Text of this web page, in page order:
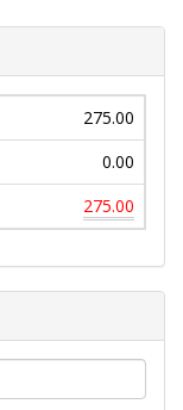
275.00
0.00
275.00